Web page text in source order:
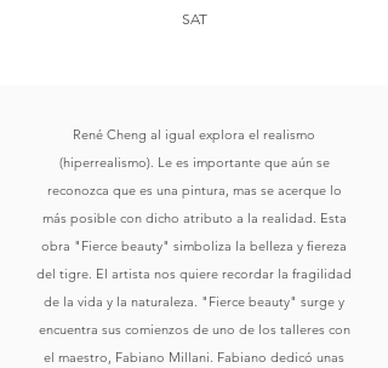
SAT
René Cheng al igual explora el realismo
(hiperrealismo). Le es importante que aún se
reconozca que es una pintura, mas se acerque lo
más posible con dicho atributo a la realidad. Esta
obra "Fierce beauty" simboliza la belleza y fiereza
del tigre. El artista nos quiere recordar la fragilidad
de la vida y la naturaleza. "Fierce beauty" surge y
encuentra sus comienzos de uno de los talleres con
el maestro, Fabiano Millani. Fabiano dedicó unas